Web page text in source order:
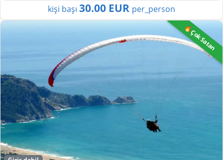
kişi başı 30.00 EUR per_person
🔥Çok Satan